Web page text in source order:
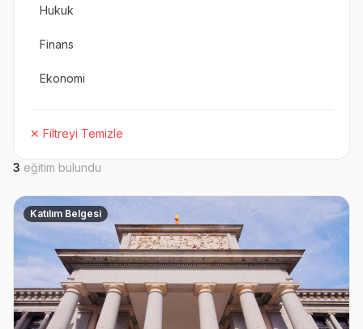
Hukuk
Finans
Ekonomi
✕ Filtreyi Temizle
3 eğitim bulundu
Katılım Belgesi